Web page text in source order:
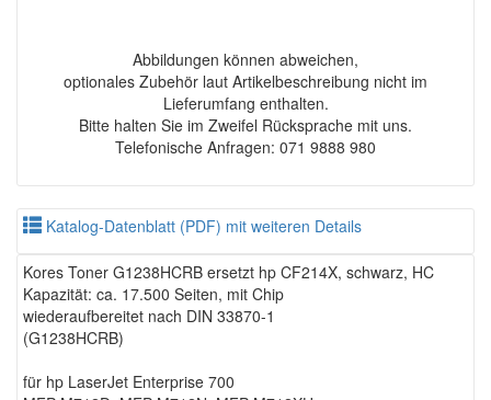
Abbildungen können abweichen,
optionales Zubehör laut Artikelbeschreibung nicht im
Lieferumfang enthalten.
Bitte halten Sie im Zweifel Rücksprache mit uns.
Telefonische Anfragen: 071 9888 980
Katalog-Datenblatt (PDF) mit weiteren Details
Kores Toner G1238HCRB ersetzt hp CF214X, schwarz, HC
Kapazität: ca. 17.500 Seiten, mit Chip
wiederaufbereitet nach DIN 33870-1
(G1238HCRB)
für hp LaserJet Enterprise 700